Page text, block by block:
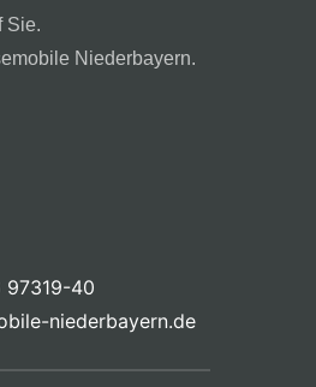
Sie.
Niederbayern.
40
niederbayern.de